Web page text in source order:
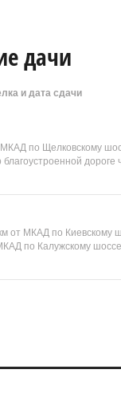
дачи
и дата сдачи
по Щелковскому
от МКАД по Киевскому
по Калужскому